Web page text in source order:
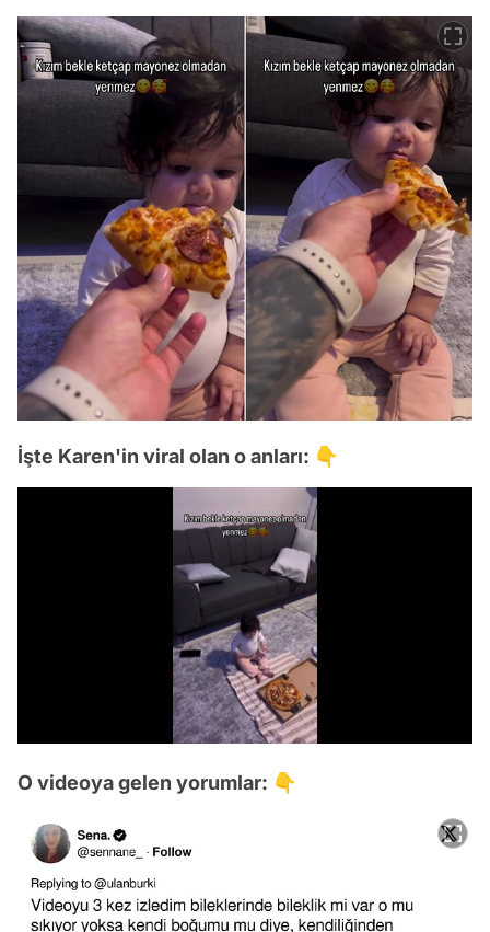
İşte Karen'in viral olan o anları: 👇
O videoya gelen yorumlar: 👇